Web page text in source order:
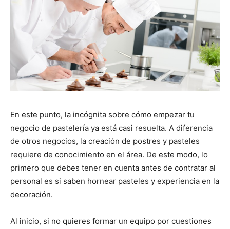
En este punto, la incógnita sobre cómo empezar tu
negocio de pastelería ya está casi resuelta. A diferencia
de otros negocios, la creación de postres y pasteles
requiere de conocimiento en el área. De este modo, lo
primero que debes tener en cuenta antes de contratar al
personal es si saben hornear pasteles y experiencia en la
decoración.
Al inicio, si no quieres formar un equipo por cuestiones